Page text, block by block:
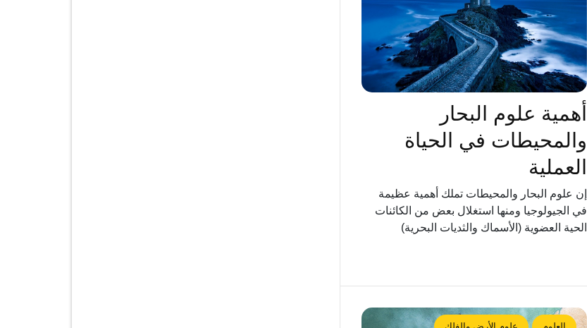
أهمية علوم البحار
والمحيطات في الحياة
العملية
إن علوم البحار والمحيطات تملك أهمية عظيمة
في الجيولوجيا ومنها استغلال بعض من الكائنات
الحية العضوية (الأسماك والثديات البحرية)